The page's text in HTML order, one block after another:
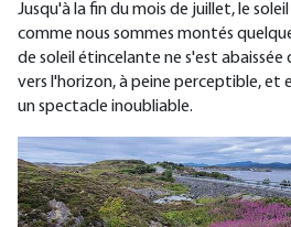
Jusqu'à la fin du mois de juillet, le
comme nous sommes montés
de soleil étincelante ne s'est
vers l'horizon, à peine perceptible, et
un spectacle inoubliable.